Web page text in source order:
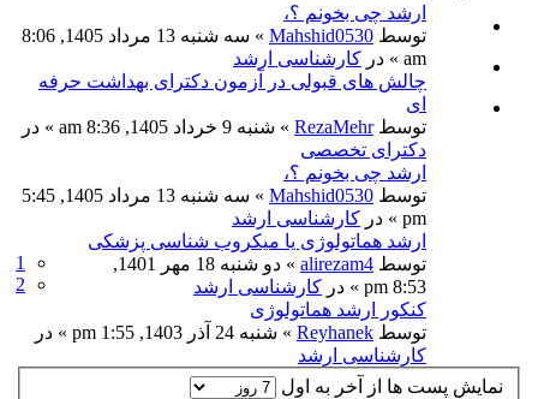
ارشد چی بخونم ؟،
توسط Mahshid0530
» سه شنبه 13 مرداد 1405, 8:06
am » در
کارشناسی ارشد
چالش های قبولی در آزمون دکترای بهداشت حرفه
ای
توسطRezaMehr » شنبه 9 خرداد 1405, 8:36 am » در
دکترای تخصصی
ارشد چی بخونم ؟،
توسط Mahshid0530
» سه شنبه 13 مرداد 1405, 5:45
pm » در
کارشناسی ارشد
ارشد هماتولوژی یا میکروب شناسی پزشکی
1
2
توسط alirezam4
» دو شنبه 18 مهر 1401,
8:53 pm » در
کارشناسی ارشد
کنکور ارشد هماتولوژی
توسط Reyhanek » شنبه 24 آذر 1403, 1:55 pm » در
کارشناسی ارشد
نمایش پست ها از آخر به اول